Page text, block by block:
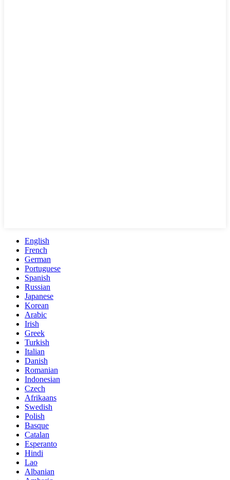
English
French
German
Portuguese
Spanish
Russian
Japanese
Korean
Arabic
Irish
Greek
Turkish
Italian
Danish
Romanian
Indonesian
Czech
Afrikaans
Swedish
Polish
Basque
Catalan
Esperanto
Hindi
Lao
Albanian